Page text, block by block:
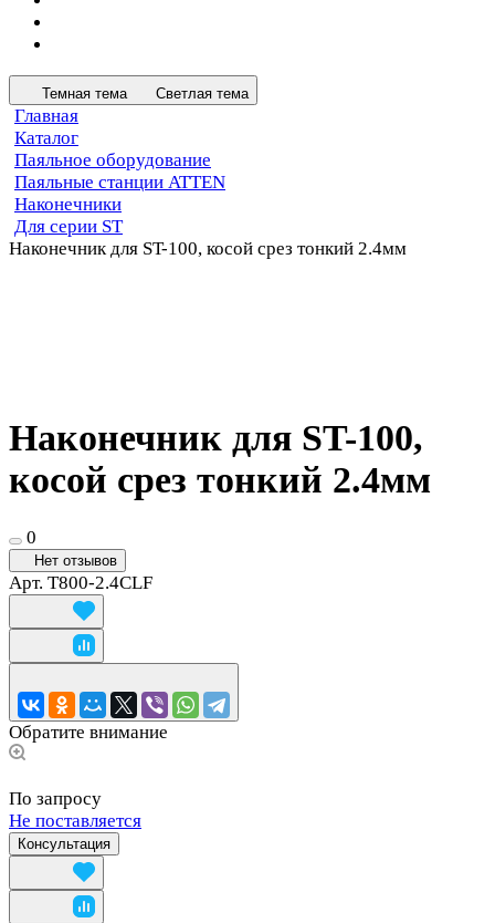
Темная тема Светлая тема
Главная
Каталог
Паяльное оборудование
Паяльные станции ATTEN
Наконечники
Для серии ST
Наконечник для ST-100, косой срез тонкий 2.4мм
Наконечник для ST-100,
косой срез тонкий 2.4мм
0
Нет отзывов
Арт. T800-2.4CLF
Обратите внимание
По запросу
Не поставляется
Консультация